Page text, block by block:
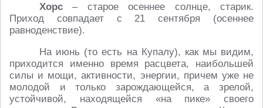
Хорс – старое осеннее солнце, старик.
Приход совпадает с 21 сентября (осеннее
равноденствие).
На июнь (то есть на Купалу), как мы видим,
приходится именно время расцвета, наибольшей
силы и мощи, активности, энергии, причем уже не
молодой и только зарождающейся, а зрелой,
устойчивой, находящейся «на пике» своего